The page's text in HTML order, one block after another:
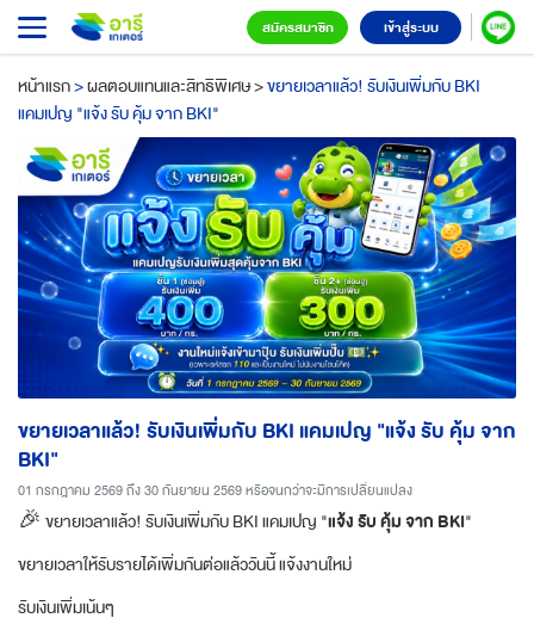
สมัครสมาชิก เข้าสู่ระบบ
หน้าแรก>ผลตอบแทนและสิทธิพิเศษ>ขยายเวลาแล้ว! รับเงินเพิ่มกับ BKI
แคมเปญ "แจ้ง รับ คุ้ม จาก BKI"
ขยายเวลาแล้ว! รับเงินเพิ่มกับ BKI แคมเปญ "แจ้ง รับ คุ้ม จาก
BKI"
01 กรกฎาคม 2569 ถึง 30 กันยายน 2569 หรือจนกว่าจะมีการเปลี่ยนแปลง
🎉 ขยายเวลาแล้ว! รับเงินเพิ่มกับ BKI แคมเปญ "แจ้ง รับ คุ้ม จาก BKI"
ขยายเวลาให้รับรายได้เพิ่มกันต่อแล้ววันนี้ แจ้งงานใหม่
รับเงินเพิ่มเน้นๆ